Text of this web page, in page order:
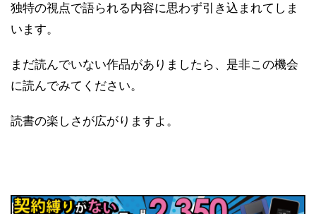
独特の視点で語られる内容に思わず引き込まれてしま
います。
まだ読んでいない作品がありましたら、是非この機会
に読んでみてください。
読書の楽しさが広がりますよ。